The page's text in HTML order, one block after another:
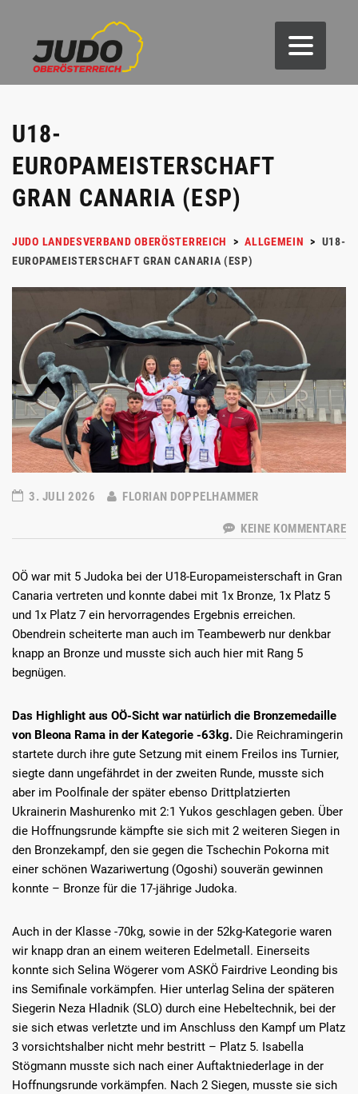
U18-
EUROPAMEISTERSCHAFT
GRAN CANARIA (ESP)
JUDO LANDESVERBAND OBERÖSTERREICH > ALLGEMEIN > U18-
EUROPAMEISTERSCHAFT GRAN CANARIA (ESP)
3. JULI 2026 FLORIAN DOPPELHAMMER
KEINE KOMMENTARE
OÖ war mit 5 Judoka bei der U18-Europameisterschaft in Gran
Canaria vertreten und konnte dabei mit 1x Bronze, 1x Platz 5
und 1x Platz 7 ein hervorragendes Ergebnis erreichen.
Obendrein scheiterte man auch im Teambewerb nur denkbar
knapp an Bronze und musste sich auch hier mit Rang 5
begnügen.
Das Highlight aus OÖ-Sicht war natürlich die Bronzemedaille
von Bleona Rama in der Kategorie -63kg. Die Reichramingerin
startete durch ihre gute Setzung mit einem Freilos ins Turnier,
siegte dann ungefährdet in der zweiten Runde, musste sich
aber im Poolfinale der später ebenso Drittplatzierten
Ukrainerin Mashurenko mit 2:1 Yukos geschlagen geben. Über
die Hoffnungsrunde kämpfte sie sich mit 2 weiteren Siegen in
den Bronzekampf, den sie gegen die Tschechin Pokorna mit
einer schönen Wazariwertung (Ogoshi) souverän gewinnen
konnte – Bronze für die 17-jährige Judoka.
Auch in der Klasse -70kg, sowie in der 52kg-Kategorie waren
wir knapp dran an einem weiteren Edelmetall. Einerseits
konnte sich Selina Wögerer vom ASKÖ Fairdrive Leonding bis
ins Semifinale vorkämpfen. Hier unterlag Selina der späteren
Siegerin Neza Hladnik (SLO) durch eine Hebeltechnik, bei der
sie sich etwas verletzte und im Anschluss den Kampf um Platz
3 vorsichtshalber nicht mehr bestritt – Platz 5. Isabella
Stögmann musste sich nach einer Auftaktniederlage in der
Hoffnungsrunde vorkämpfen. Nach 2 Siegen, musste sie sich